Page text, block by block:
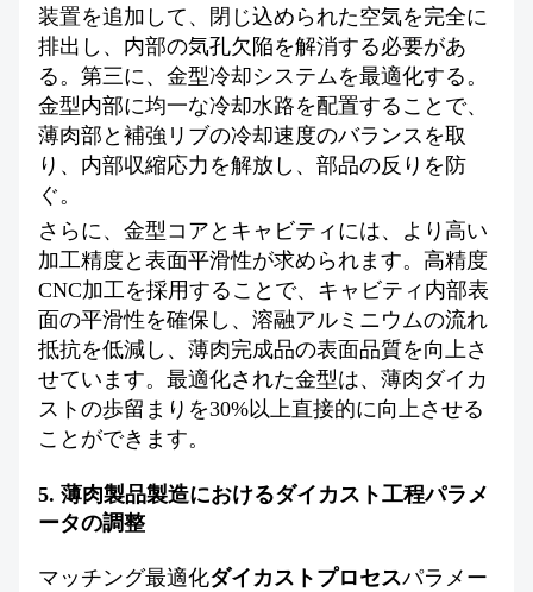
装置を追加して、閉じ込められた空気を完全に
排出し、内部の気孔欠陥を解消する必要があ
る。第三に、金型冷却システムを最適化する。
金型内部に均一な冷却水路を配置することで、
薄肉部と補強リブの冷却速度のバランスを取
り、内部収縮応力を解放し、部品の反りを防
ぐ。
さらに、金型コアとキャビティには、より高い
加工精度と表面平滑性が求められます。高精度
CNC加工を採用することで、キャビティ内部表
面の平滑性を確保し、溶融アルミニウムの流れ
抵抗を低減し、薄肉完成品の表面品質を向上さ
せています。最適化された金型は、薄肉ダイカ
ストの歩留まりを30%以上直接的に向上させる
ことができます。
5. 薄肉製品製造におけるダイカスト工程パラメ
ータの調整
マッチング最適化ダイカストプロセスパラメー